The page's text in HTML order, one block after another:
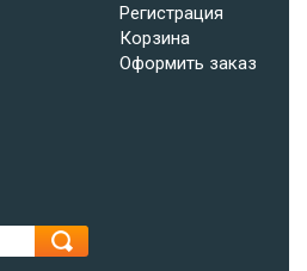
Регистрация
Корзина
Оформить заказ